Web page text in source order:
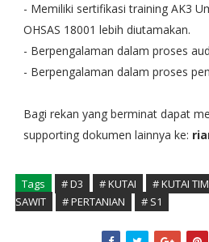
- Memiliki sertifikasi training AK3
OHSAS 18001 lebih diutamakan.
- Berpengalaman dalam proses
- Berpengalaman dalam proses
Bagi rekan yang berminat dapat
supporting dokumen lainnya ke:
Tags # D3 # KUTAI # KUTAI
SAWIT
# PERTANIAN # S1